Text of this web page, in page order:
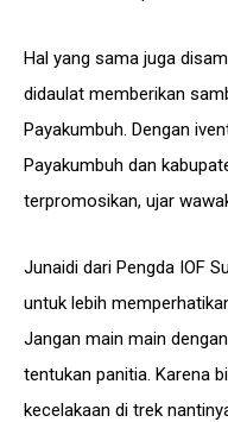
Hal yang sama juga
didaulat memberikan
Payakumbuh. Dengan
Payakumbuh dan
terpromosikan, ujar
Junaidi dari Pengda IOF
untuk lebih
Jangan main main
tentukan panitia. Karena
kecelakaan di trek